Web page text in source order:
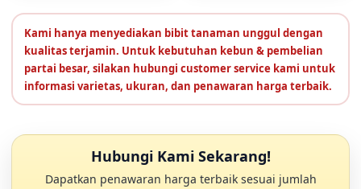
Kami hanya menyediakan bibit tanaman unggul dengan
kualitas terjamin. Untuk kebutuhan kebun & pembelian
partai besar, silakan hubungi customer service kami untuk
informasi varietas, ukuran, dan penawaran harga terbaik.
Hubungi Kami Sekarang!
Dapatkan penawaran harga terbaik sesuai jumlah